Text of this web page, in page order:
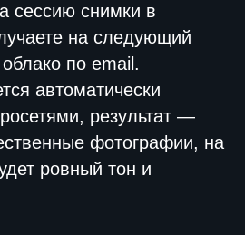
сессию снимки в
на следующий
по email.
автоматически
результат —
фотографии, на
ровный тон и